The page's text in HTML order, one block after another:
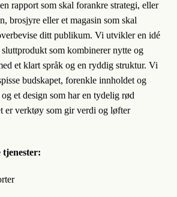
rapport som skal forankre strategi, eller
brosjyre eller et magasin som skal
ditt publikum. Vi utvikler en idé
sluttprodukt som kombinerer nytte og
et klart språk og en ryddig struktur. Vi
budskapet, forenkle innholdet og
et design som har en tydelig rød
er verktøy som gir verdi og løfter
tjenester: